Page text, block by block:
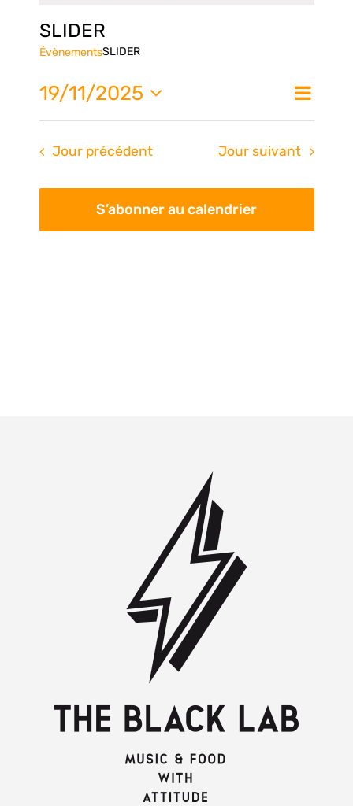
SLIDER
ÉvènementsSLIDER
de
Jour
19/11/2025
Sélectionnez
date.
Jour précédent Jour suivant
S’abonner au calendrier